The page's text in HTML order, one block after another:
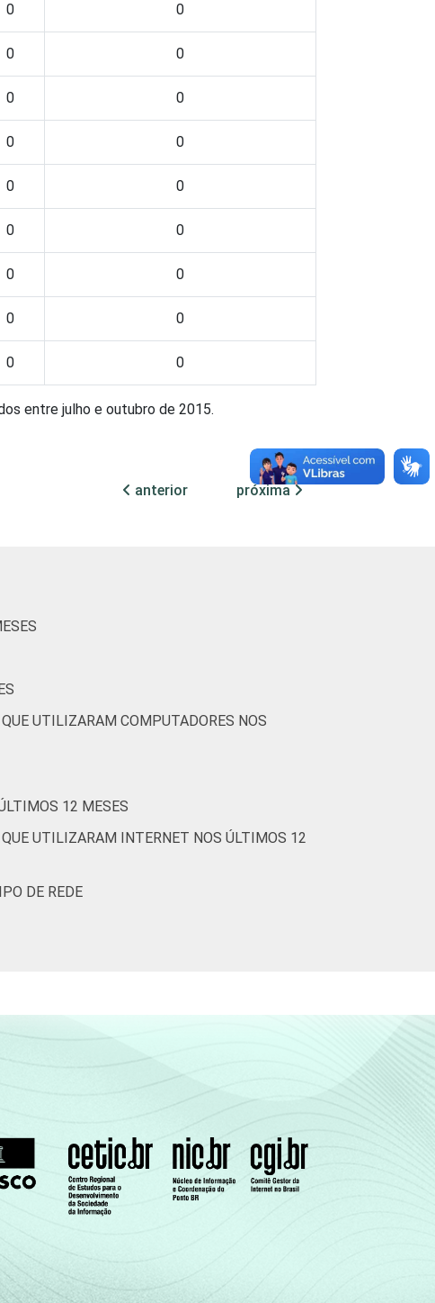
0 0
0 0
0 0
0 0
0 0
0 0
0 0
0 0
0 0
entre julho e outubro de 2015.
anterior próxima
UTILIZARAM COMPUTADORES NOS
12 MESES
UTILIZARAM INTERNET NOS ÚLTIMOS 12
DE REDE